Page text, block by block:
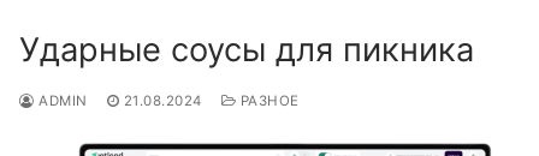
Ударные соусы для пикника
ADMIN 21.08.2024 РАЗНОЕ